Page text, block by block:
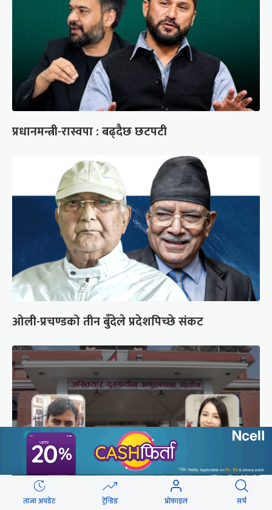
प्रधानमन्त्री-रास्वपा : बढ्दैछ छटपटी
ओली-प्रचण्डको तीन बुँदेले प्रदेशपिच्छे संकट
ताजा अपडेट ट्रेन्डिङ प्रोफाइल सर्च